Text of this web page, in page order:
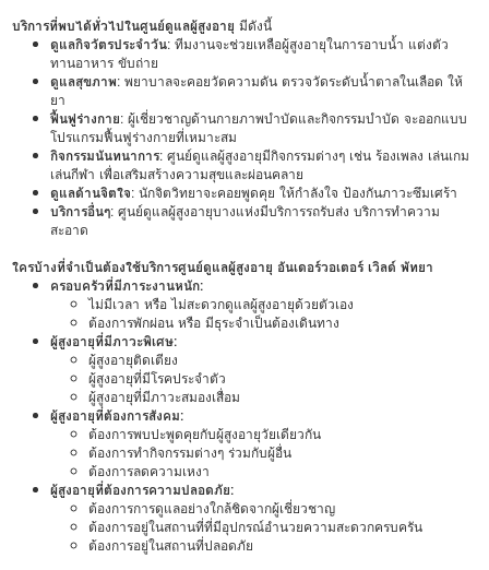
บริการที่พบได้ทั่วไปในศูนย์ดูแลผู้สูงอายุ มีดังนี้
ดูแลกิจวัตรประจำวัน: ทีมงานจะช่วยเหลือผู้สูงอายุในการอาบน้ำ แต่งตัว
ทานอาหาร ขับถ่าย
ดูแลสุขภาพ: พยาบาลจะคอยวัดความดัน ตรวจวัดระดับน้ำตาลในเลือด ให้
ยา
ฟื้นฟูร่างกาย: ผู้เชี่ยวชาญด้านกายภาพบำบัดและกิจกรรมบำบัด จะออกแบบ
โปรแกรมฟื้นฟูร่างกายที่เหมาะสม
กิจกรรมนันทนาการ: ศูนย์ดูแลผู้สูงอายุมีกิจกรรมต่างๆ เช่น ร้องเพลง เล่นเกม
เล่นกีฬา เพื่อเสริมสร้างความสุขและผ่อนคลาย
ดูแลด้านจิตใจ: นักจิตวิทยาจะคอยพูดคุย ให้กำลังใจ ป้องกันภาวะซึมเศร้า
บริการอื่นๆ: ศูนย์ดูแลผู้สูงอายุบางแห่งมีบริการรถรับส่ง บริการทำความ
สะอาด
ใครบ้างที่จำเป็นต้องใช้บริการศูนย์ดูแลผู้สูงอายุ อันเดอร์วอเตอร์ เวิลด์ พัทยา
ครอบครัวที่มีภาระงานหนัก:
ไม่มีเวลา หรือ ไม่สะดวกดูแลผู้สูงอายุด้วยตัวเอง
ต้องการพักผ่อน หรือ มีธุระจำเป็นต้องเดินทาง
ผู้สูงอายุที่มีภาวะพิเศษ:
ผู้สูงอายุติดเตียง
ผู้สูงอายุที่มีโรคประจำตัว
ผู้สูงอายุที่มีภาวะสมองเสื่อม
ผู้สูงอายุที่ต้องการสังคม:
ต้องการพบปะพูดคุยกับผู้สูงอายุวัยเดียวกัน
ต้องการทำกิจกรรมต่างๆ ร่วมกับผู้อื่น
ต้องการลดความเหงา
ผู้สูงอายุที่ต้องการความปลอดภัย:
ต้องการการดูแลอย่างใกล้ชิดจากผู้เชี่ยวชาญ
ต้องการอยู่ในสถานที่ที่มีอุปกรณ์อำนวยความสะดวกครบครัน
ต้องการอยู่ในสถานที่ปลอดภัย